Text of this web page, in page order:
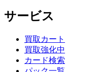
サービス
買取カート
買取強化中
カード検索